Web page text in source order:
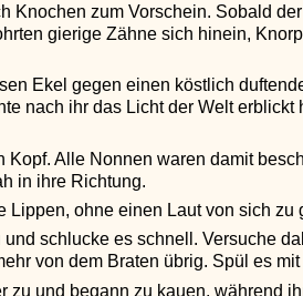
Knochen zum Vorschein. Sobald
gierige Zähne sich hinein,
Ekel gegen einen köstlich
nach ihr das Licht der Welt
Kopf. Alle Nonnen waren damit
in ihre Richtung.
Lippen, ohne einen Laut von sich
und schlucke es schnell. Versuche
von dem Braten übrig. Spül es
zu und begann zu kauen, während